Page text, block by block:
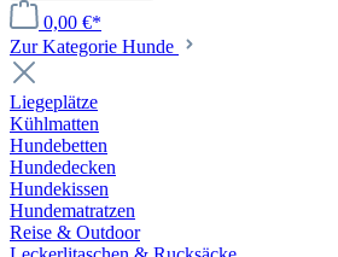
0,00 €*
Zur Kategorie Hunde
Liegeplätze
Kühlmatten
Hundebetten
Hundedecken
Hundekissen
Hundematratzen
Reise & Outdoor